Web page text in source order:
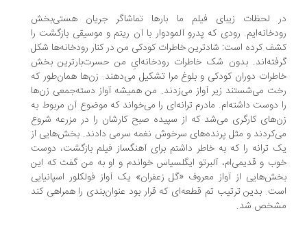
لحظات زیبای فیلم ما بارها تماشاگر جریان هستی‌بخش
رودی که پدرو آلمودوار با آن ریتم و موسیقی بازگشت را
کرده است: شادترین خاطرات کودکی من در کنار رودخانه‌ها شکل
بدون شک خاطرات رودخانه‌ایِ من حسرت‌بارترین بخش
دوران کودکی و بلوغ مرا تشکیل می‌دهند. زن‌ها همان‌طور که‌
می‌شستند زیر آواز می‌زدند. من همیشه‌ آواز دسته‌جمعی زن‌ها
دوست داشته‌ام. مادرم ترانه‌ای را می‌خواند که‌ موضوع آن مربوط به‌
کارگری می‌شد که‌ از سپیده‌‌ صبح کارشان را در مزرعه‌ شروع
و مثل پرنده‌های سرخوش نغمه‌ سرمی دادند. بخش‌هایی از
ترانه‌ را که‌ به‌ خاطر داشتم برای آهنگساز فیلم بازگشت، دوست
و قدیمی‌ام، آلبرتو ایگلسیاس خواندم و او به‌ من گفت که‌ این
از آواز معروف «گل زعفران» یک آواز فولکلور اسپانیایی
بدین ترتیب تم قطعه‌ای که‌ قرار بود عنوان‌بندی را همراهی کند
شد.